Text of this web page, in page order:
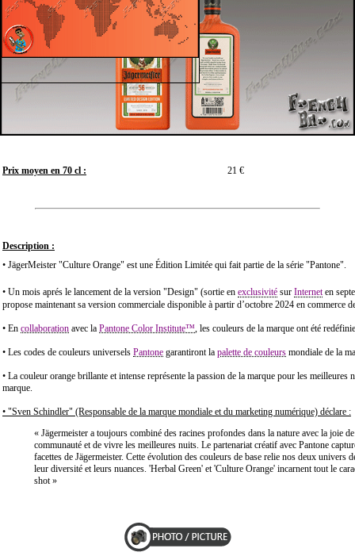
Prix moyen en 70 cl : 21 €
Description :
• JägerMeister "Culture Orange" est une Édition Limitée qui fait partie de la série "Pantone".
• Un mois aprés le lancement de la version "Design" (sortie en exclusivité sur Interneten
propose maintenant sa version commerciale disponible à partir d’octobre 2024 en commerce
• En collaboration avec la Pantone Color Institute™, les couleurs de la marque ont été
• Les codes de couleurs universels Pantone garantiront la palette de couleurs mondiale de la
• La couleur orange brillante et intense représente la passion de la marque pour les meilleures
marque.
• "Sven Schindler" (Responsable de la marque mondiale et du marketing numérique) déclare :
« Jägermeister a toujours combiné des racines profondes dans la nature avec la joie
communauté et de vivre les meilleures nuits. Le partenariat créatif avec Pantone
facettes de Jägermeister. Cette évolution des couleurs de base relie nos deux univers
leur diversité et leurs nuances. 'Herbal Green' et 'Culture Orange' incarnent tout le
shot »